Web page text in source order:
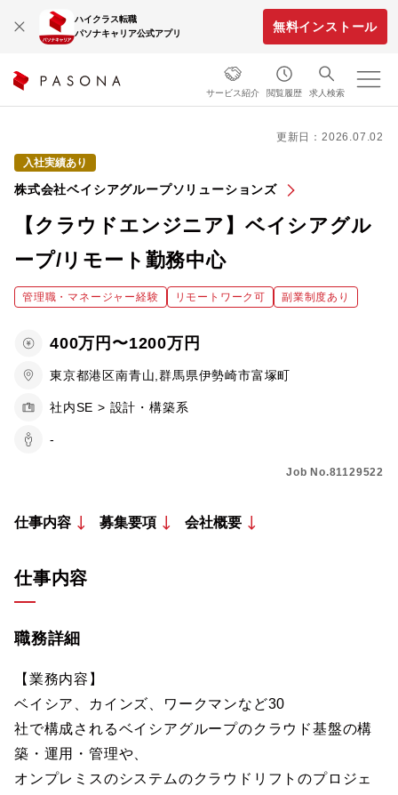
ハイクラス転職
パソナキャリア公式アプリ
無料インストール
サービス紹介 閲覧履歴 求人検索
更新日：2026.07.02
入社実績あり
株式会社ベイシアグループソリューションズ
【クラウドエンジニア】ベイシアグル
ープ/リモート勤務中心
管理職・マネージャー経験 リモートワーク可 副業制度あり
400万円〜1200万円
東京都港区南青山,群馬県伊勢崎市富塚町
社内SE > 設計・構築系
-
Job No.81129522
仕事内容 募集要項 会社概要
仕事内容
職務詳細
【業務内容】
ベイシア、カインズ、ワークマンなど30
社で構成されるベイシアグループのクラウド基盤の構
築・運用・管理や、
オンプレミスのシステムのクラウドリフトのプロジェ